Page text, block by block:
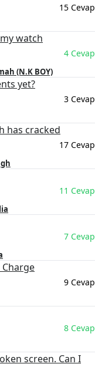
15 Cevap
watch
4 Cevap
(N.K BOY)
yet?
3 Cevap
has cracked
17 Cevap
11 Cevap
7 Cevap
9 Cevap
8 Cevap
screen. Can I